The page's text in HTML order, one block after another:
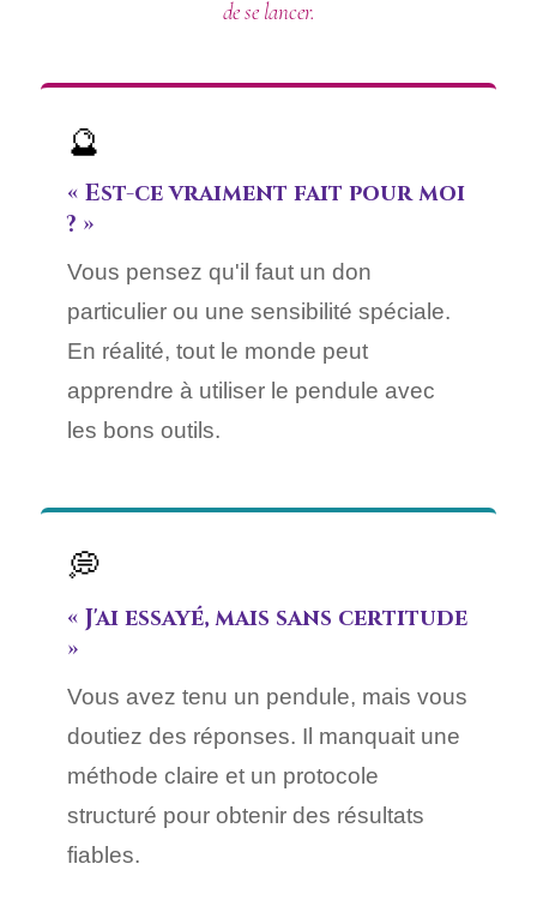
de se lancer.
🔮
« Est-ce vraiment fait pour moi
? »
Vous pensez qu'il faut un don
particulier ou une sensibilité spéciale.
En réalité, tout le monde peut
apprendre à utiliser le pendule avec
les bons outils.
💭
« J'ai essayé, mais sans certitude
»
Vous avez tenu un pendule, mais vous
doutiez des réponses. Il manquait une
méthode claire et un protocole
structuré pour obtenir des résultats
fiables.